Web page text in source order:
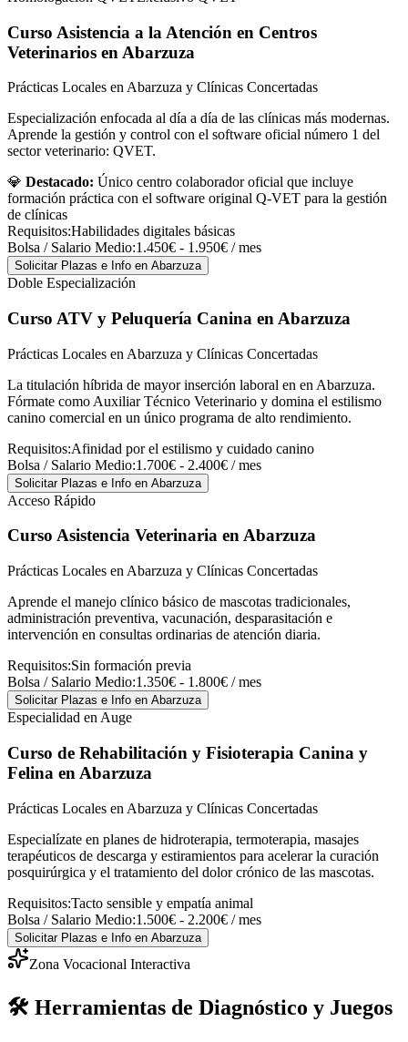
Curso Asistencia a la Atención en Centros
Veterinarios en Abarzuza
Prácticas Locales en Abarzuza y Clínicas Concertadas
Especialización enfocada al día a día de las clínicas más modernas.
Aprende la gestión y control con el software oficial número 1 del
sector veterinario: QVET.
💎 Destacado: Único centro colaborador oficial que incluye
formación práctica con el software original Q-VET para la gestión
de clínicas
Requisitos:Habilidades digitales básicas
Bolsa / Salario Medio:1.450€ - 1.950€ / mes
Solicitar Plazas e Info en Abarzuza
Doble Especialización
Curso ATV y Peluquería Canina en Abarzuza
Prácticas Locales en Abarzuza y Clínicas Concertadas
La titulación híbrida de mayor inserción laboral en en Abarzuza.
Fórmate como Auxiliar Técnico Veterinario y domina el estilismo
canino comercial en un único programa de alto rendimiento.
Requisitos:Afinidad por el estilismo y cuidado canino
Bolsa / Salario Medio:1.700€ - 2.400€ / mes
Solicitar Plazas e Info en Abarzuza
Acceso Rápido
Curso Asistencia Veterinaria en Abarzuza
Prácticas Locales en Abarzuza y Clínicas Concertadas
Aprende el manejo clínico básico de mascotas tradicionales,
administración preventiva, vacunación, desparasitación e
intervención en consultas ordinarias de atención diaria.
Requisitos:Sin formación previa
Bolsa / Salario Medio:1.350€ - 1.800€ / mes
Solicitar Plazas e Info en Abarzuza
Especialidad en Auge
Curso de Rehabilitación y Fisioterapia Canina y
Felina en Abarzuza
Prácticas Locales en Abarzuza y Clínicas Concertadas
Especialízate en planes de hidroterapia, termoterapia, masajes
terapéuticos de descarga y estiramientos para acelerar la curación
posquirúrgica y el tratamiento del dolor crónico de las mascotas.
Requisitos:Tacto sensible y empatía animal
Bolsa / Salario Medio:1.500€ - 2.200€ / mes
Solicitar Plazas e Info en Abarzuza
Zona Vocacional Interactiva
🛠️ Herramientas de Diagnóstico y Juegos